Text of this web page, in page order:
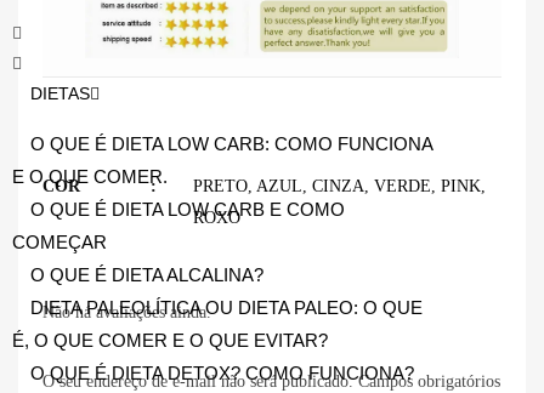
DIETAS
O QUE É DIETA LOW CARB: COMO FUNCIONA
E O QUE COMER.
O QUE É DIETA LOW CARB E COMO
COMEÇAR
O QUE É DIETA ALCALINA?
DIETA PALEOLÍTICA OU DIETA PALEO: O QUE
É, O QUE COMER E O QUE EVITAR?
O QUE É DIETA DETOX? COMO FUNCIONA?
COR PRETO AZUL CINZA VERDE PINK
ROXO
Não há avaliações ainda.
O seu endereço de e-mail não será publicado. Campos obrigatórios